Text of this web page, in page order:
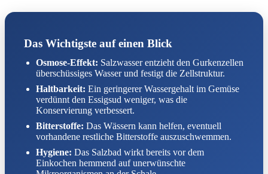
Das Wichtigste auf einen Blick
Osmose-Effekt: Salzwasser entzieht den Gurkenzellen
überschüssiges Wasser und festigt die Zellstruktur.
Haltbarkeit: Ein geringerer Wassergehalt im Gemüse
verdünnt den Essigsud weniger, was die
Konservierung verbessert.
Bitterstoffe: Das Wässern kann helfen, eventuell
vorhandene restliche Bitterstoffe auszuschwemmen.
Hygiene: Das Salzbad wirkt bereits vor dem
Einkochen hemmend auf unerwünschte